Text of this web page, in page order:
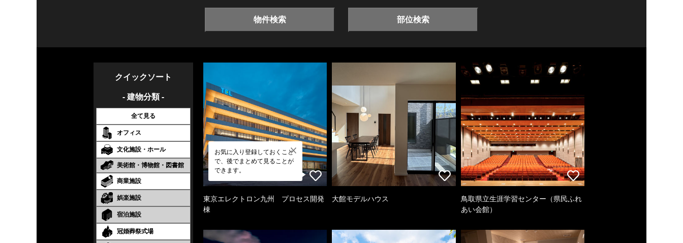
物件検索 部位検索
クイックソート
- 建物分類 -
全て見る
オフィス
文化施設・ホール
美術館・博物館・図書館
商業施設
娯楽施設
宿泊施設
冠婚葬祭式場
お気に入り登録しておくこと
で、後でまとめて見ることが
できます。
東京エレクトロン九州 プロセス開発
棟
大館モデルハウス
鳥取県立生涯学習センター（県民ふれ
あい会館）